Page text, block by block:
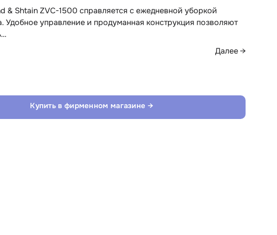
& Shtain ZVC-1500 справляется с ежедневной уборкой
Удобное управление и продуманная конструкция позволяют
Далее →
Купить в фирменном магазине →